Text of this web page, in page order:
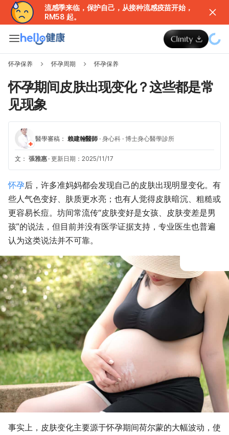
流感季来临，保护自己，从接种流感疫苗开始，
RM58 起。
怀孕保养 怀孕周期 怀孕保养
怀孕期间皮肤出现变化？这些都是常
见现象
醫學審稿： 賴建翰醫師 · 身心科 · 博士身心醫學診所
文： 張雅惠 · 更新日期：2025/11/17
怀孕后，许多准妈妈都会发现自己的皮肤出现明显变化。有
些人气色变好、肤质更水亮；也有人觉得皮肤暗沉、粗糙或
更容易长痘。坊间常流传“皮肤变好是女孩、皮肤变差是男
孩”的说法，但目前并没有医学证据支持，专业医生也普遍
认为这类说法并不可靠。
事实上，皮肤变化主要源于怀孕期间荷尔蒙的大幅波动，使